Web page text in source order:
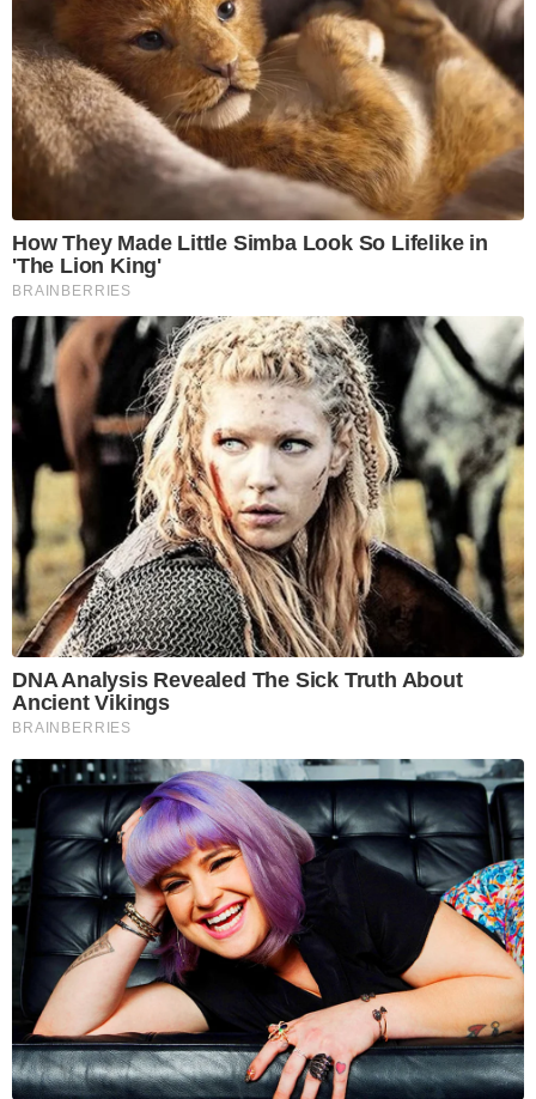
How They Made Little Simba Look So Lifelike in
'The Lion King'
BRAINBERRIES
DNA Analysis Revealed The Sick Truth About
Ancient Vikings
BRAINBERRIES